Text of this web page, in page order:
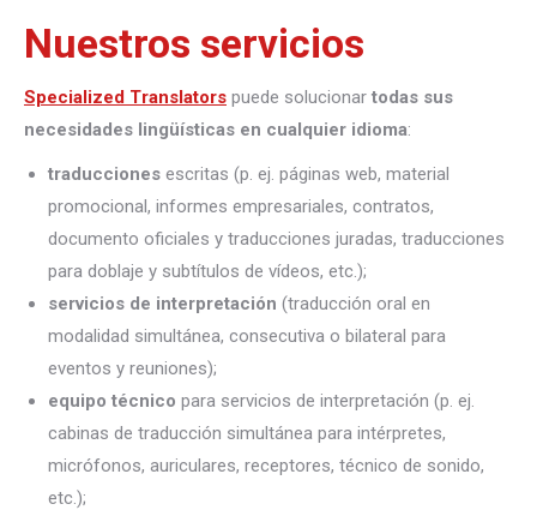
Nuestros servicios
Specialized Translators puede solucionar todas sus
necesidades lingüísticas en cualquier idioma:
traducciones escritas (p. ej. páginas web, material
promocional, informes empresariales, contratos,
documento oficiales y traducciones juradas, traducciones
para doblaje y subtítulos de vídeos, etc.);
servicios de interpretación (traducción oral en
modalidad simultánea, consecutiva o bilateral para
eventos y reuniones);
equipo técnico para servicios de interpretación (p. ej.
cabinas de traducción simultánea para intérpretes,
micrófonos, auriculares, receptores, técnico de sonido,
etc.);